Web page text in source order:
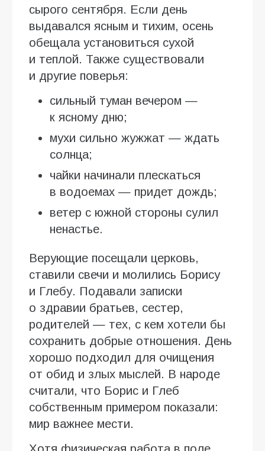
сырого сентября. Если день
выдавался ясным и тихим, осень
обещала установиться сухой
и теплой. Также существовали
и другие поверья:
сильный туман вечером —
к ясному дню;
мухи сильно жужжат — ждать
солнца;
чайки начинали плескаться
в водоемах — придет дождь;
ветер с южной стороны сулил
ненастье.
Верующие посещали церковь,
ставили свечи и молились Борису
и Глебу. Подавали записки
о здравии братьев, сестер,
родителей — тех, с кем хотели бы
сохранить добрые отношения. День
хорошо подходил для очищения
от обид и злых мыслей. В народе
считали, что Борис и Глеб
собственным примером показали:
мир важнее мести.
Хотя физическая работа в поле